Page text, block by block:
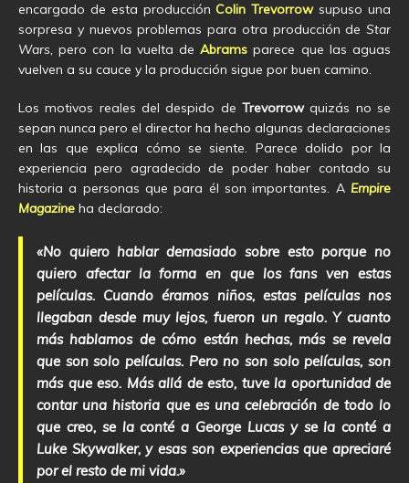
encargado de esta producciónColin Trevorrowsupuso una
sorpresa y nuevos problemas para otra producción de Star
Wars,pero con la vuelta deAbrams parece que las aguas
vuelven a su cauce y la producción sigue por buen camino.
Los motivos reales del despido de Trevorrowquizás no se
sepan nunca pero el director ha hecho algunas declaraciones
en las que explica cómo se siente. Parece dolido por la
experiencia pero agradecido de poder haber contado su
historia a personas que para él son importantes. A Empire
Magazine ha declarado:
«No quiero hablar demasiado sobre esto porque no
quiero afectar la forma en que los fans ven estas
películas. Cuando éramos niños, estas películas nos
llegaban desde muy lejos, fueron un regalo. Y cuanto
más hablamos de cómo están hechas, más se revela
que son solo películas. Pero no son solo películas, son
más que eso. Más allá de esto, tuve la oportunidad de
contar una historia que es una celebración de todo lo
que creo, se la conté a George Lucas y se la conté a
Luke Skywalker, y esas son experiencias que apreciaré
por el resto de mi vida.»